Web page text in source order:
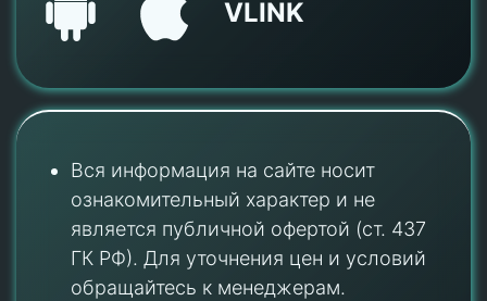
VLINK
Вся информация на сайте носит
ознакомительный характер и не
является публичной офертой (ст. 437
ГК РФ). Для уточнения цен и условий
обращайтесь к менеджерам.